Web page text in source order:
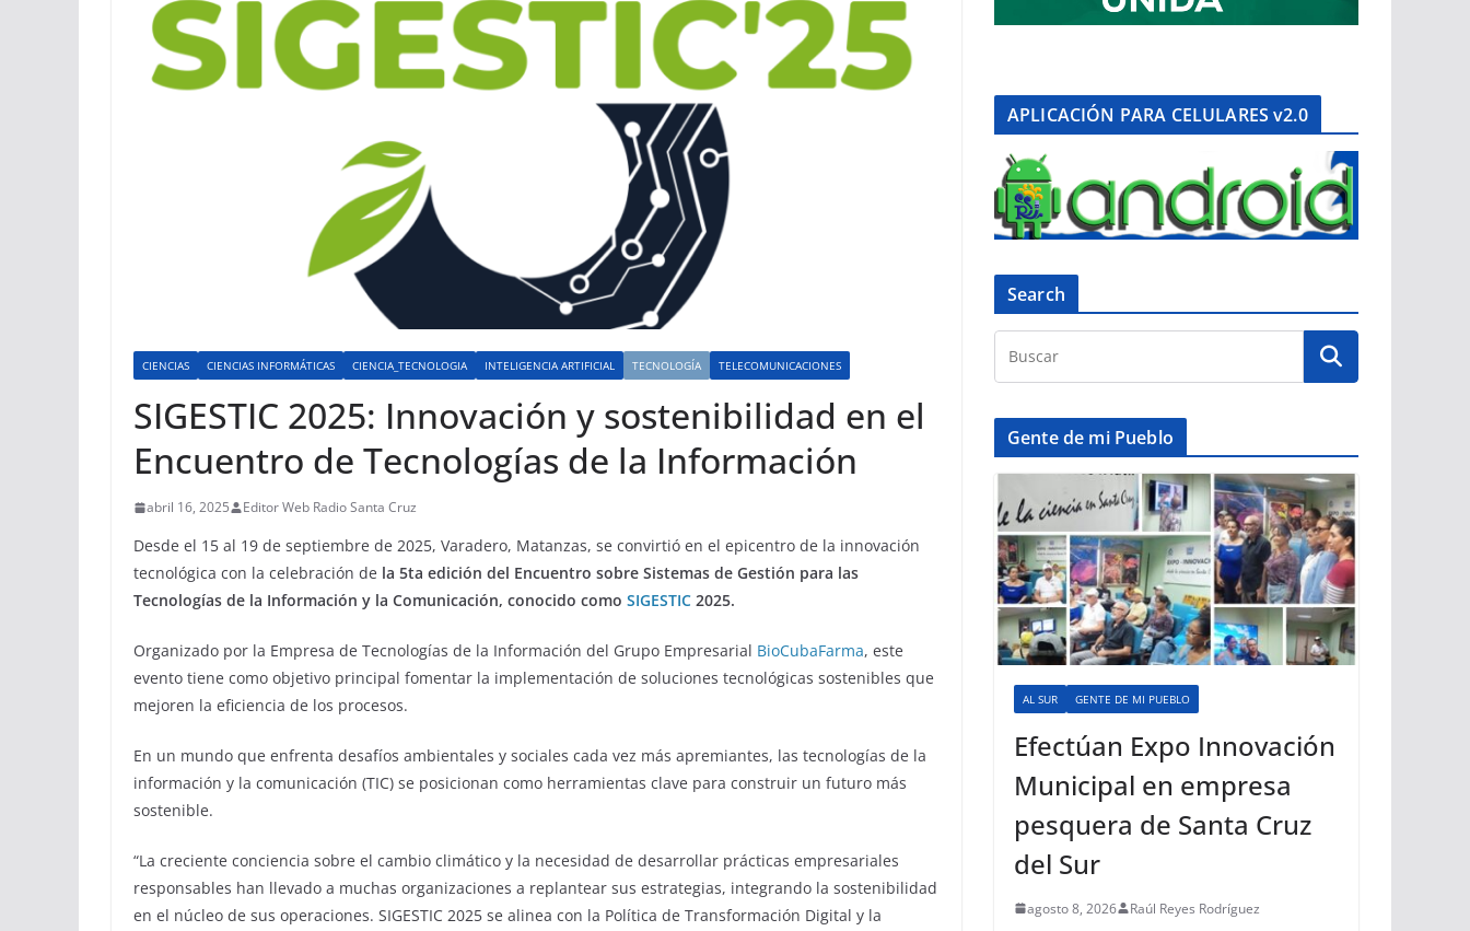
CIENCIAS CIENCIAS INFORMÁTICAS CIENCIA_TECNOLOGIA INTELIGENCIA ARTIFICIAL TECNOLOGÍA TELECOMUNICACIONES
SIGESTIC 2025: Innovación y sostenibilidad en el
Encuentro de Tecnologías de la Información
abril 16, 2025 Editor Web Radio Santa Cruz
Desde el 15 al 19 de septiembre de 2025, Varadero, Matanzas, se convirtió en el epicentro de la innovación
tecnológica con la celebración de la 5ta edición del Encuentro sobre Sistemas de Gestión para las
Tecnologías de la Información y la Comunicación, conocido como SIGESTIC 2025.
Organizado por la Empresa de Tecnologías de la Información del Grupo Empresarial BioCubaFarma, este
evento tiene como objetivo principal fomentar la implementación de soluciones tecnológicas sostenibles que
mejoren la eficiencia de los procesos.
En un mundo que enfrenta desafíos ambientales y sociales cada vez más apremiantes, las tecnologías de la
información y la comunicación (TIC) se posicionan como herramientas clave para construir un futuro más
sostenible.
“La creciente conciencia sobre el cambio climático y la necesidad de desarrollar prácticas empresariales
responsables han llevado a muchas organizaciones a replantear sus estrategias, integrando la sostenibilidad
en el núcleo de sus operaciones. SIGESTIC 2025 se alinea con la Política de Transformación Digital y la
APLICACIÓN PARA CELULARES v2.0
Search
Gente de mi Pueblo
AL SUR GENTE DE MI PUEBLO
Efectúan Expo Innovación
Municipal en empresa
pesquera de Santa Cruz
del Sur
agosto 8, 2026 Raúl Reyes Rodríguez